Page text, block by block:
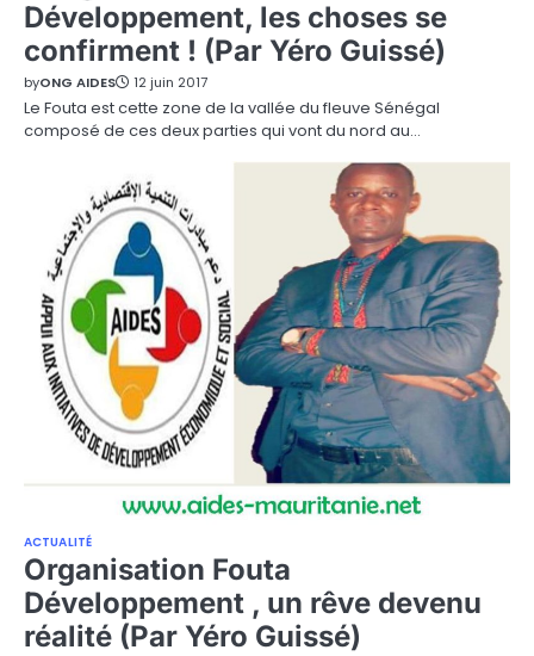
Développement, les choses se
confirment ! (Par Yéro Guissé)
byONG AIDES 12 juin 2017
Le Fouta est cette zone de la vallée du fleuve Sénégal
composé de ces deux parties qui vont du nord au…
ACTUALITÉ
Organisation Fouta
Développement , un rêve devenu
réalité (Par Yéro Guissé)